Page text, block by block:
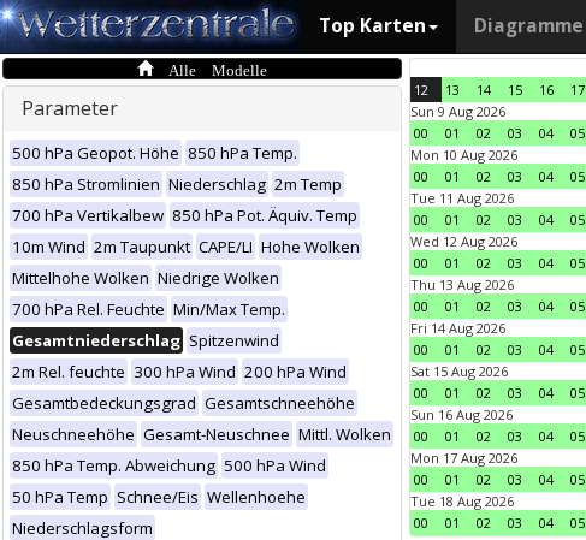
Top Karten Diagramme
Alle Modelle
Parameter
500 hPa Geopot. Höhe 850 hPa Temp.
850 hPa Stromlinien Niederschlag 2m Temp
700 hPa Vertikalbew 850 hPa Pot. Äquiv. Temp
10m Wind 2m Taupunkt CAPE/LI Hohe Wolken
Mittelhohe Wolken Niedrige Wolken
700 hPa Rel. Feuchte Min/Max Temp.
Gesamtniederschlag Spitzenwind
2m Rel. feuchte 300 hPa Wind 200 hPa Wind
Gesamtbedeckungsgrad Gesamtschneehöhe
Neuschneehöhe Gesamt-Neuschnee Mittl. Wolken
850 hPa Temp. Abweichung 500 hPa Wind
50 hPa Temp Schnee/Eis Wellenhoehe
Niederschlagsform
12 13 14 15 16 17
Sun 9 Aug 2026
00
01 02 03 04 05
Mon 10 Aug 2026
00
01 02 03 04 05
Tue 11 Aug 2026
00
01 02 03 04 05
Wed 12 Aug 2026
00
01 02 03 04 05
Thu 13 Aug 2026
00
01 02 03 04 05
Fri 14 Aug 2026
00
01 02 03 04 05
Sat 15 Aug 2026
00
01 02 03 04 05
Sun 16 Aug 2026
00
01 02 03 04 05
Mon 17 Aug 2026
00
01 02 03 04 05
Tue 18 Aug 2026
00
01 02 03 04 05